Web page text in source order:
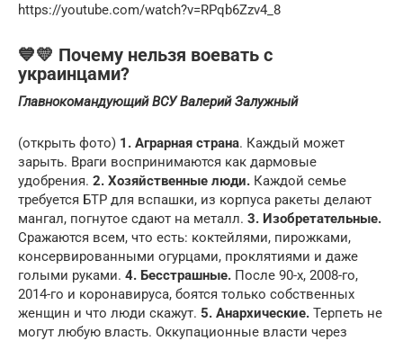
https://youtube.com/watch?v=RPqb6Zzv4_8
💙💛 Почему нельзя воевать с
украинцами?
Главнокомандующий ВСУ Валерий Залужный
(открыть фото) 1. Аграрная страна. Каждый может
зарыть. Враги воспринимаются как дармовые
удобрения. 2. Хозяйственные люди. Каждой семье
требуется БТР для вспашки, из корпуса ракеты делают
мангал, погнутое сдают на металл. 3. Изобретательные.
Сражаются всем, что есть: коктейлями, пирожками,
консервированными огурцами, проклятиями и даже
голыми руками. 4. Бесстрашные. После 90-х, 2008-го,
2014-го и коронавируса, боятся только собственных
женщин и что люди скажут. 5. Анархические. Терпеть не
могут любую власть. Оккупационные власти через